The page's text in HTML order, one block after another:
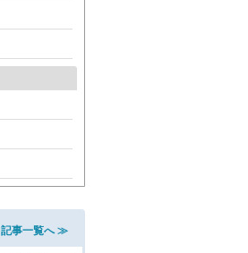
記事一覧へ ≫